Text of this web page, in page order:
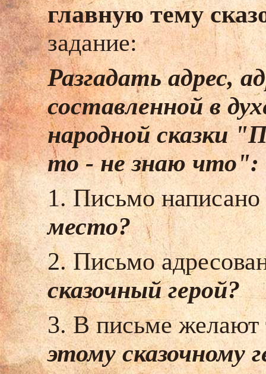
главную тему
задание:
Разгадать адрес,
составленной в
народной сказки
то - не знаю что":
1. Письмо
место?
2. Письмо
сказочный герой?
3. В письме желают
этому сказочному